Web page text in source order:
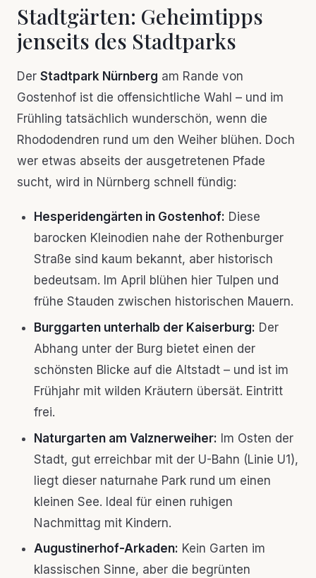
Stadtgärten: Geheimtipps
jenseits des Stadtparks
Der Stadtpark Nürnberg am Rande von
Gostenhof ist die offensichtliche Wahl – und im
Frühling tatsächlich wunderschön, wenn die
Rhododendren rund um den Weiher blühen. Doch
wer etwas abseits der ausgetretenen Pfade
sucht, wird in Nürnberg schnell fündig:
Hesperidengärten in Gostenhof: Diese
barocken Kleinodien nahe der Rothenburger
Straße sind kaum bekannt, aber historisch
bedeutsam. Im April blühen hier Tulpen und
frühe Stauden zwischen historischen Mauern.
Burggarten unterhalb der Kaiserburg: Der
Abhang unter der Burg bietet einen der
schönsten Blicke auf die Altstadt – und ist im
Frühjahr mit wilden Kräutern übersät. Eintritt
frei.
Naturgarten am Valznerweiher: Im Osten der
Stadt, gut erreichbar mit der U-Bahn (Linie U1),
liegt dieser naturnahe Park rund um einen
kleinen See. Ideal für einen ruhigen
Nachmittag mit Kindern.
Augustinerhof-Arkaden: Kein Garten im
klassischen Sinne, aber die begrünten